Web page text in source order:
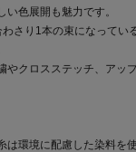
い色展開も魅力です。
さり1本の束になってい
やクロスステッチ、アッ
は環境に配慮した染料を